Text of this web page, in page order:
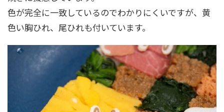
色が完全に一致しているのでわかりにくいですが、黄
色い胸ひれ、尾ひれも付いています。